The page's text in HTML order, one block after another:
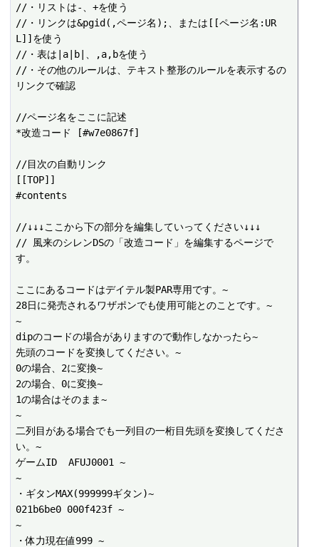
//・リストは-、+を使う
//・リンクは&pgid(,ページ名);、または[[ページ名:UR
L]]を使う
//・表は|a|b|、,a,bを使う
//・その他のルールは、テキスト整形のルールを表示するの
リンクで確認
//ページ名をここに記述
*改造コード [#w7e0867f]
//目次の自動リンク
[[TOP]]
#contents
//↓↓↓ここから下の部分を編集していってください↓↓↓
// 風来のシレンDSの「改造コード」を編集するページで
す。
ここにあるコードはデイテル製PAR専用です。~
28日に発売されるワザポンでも使用可能とのことです。~
~
dipのコードの場合がありますので動作しなかったら~
先頭のコードを変換してください。~
0の場合、2に変換~
2の場合、0に変換~
1の場合はそのまま~
~
二列目がある場合でも一列目の一桁目先頭を変換してくださ
い。~
ゲームID  AFUJ0001 ~
~
・ギタンMAX(999999ギタン)~
021b6be0 000f423f ~
~
・体力現在値999 ~